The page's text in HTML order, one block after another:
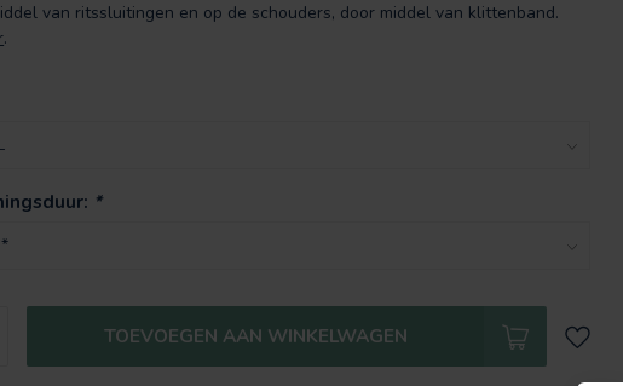
van ritssluitingen en op de schouders, door middel van klittenband.
.
*
TOEVOEGEN AAN WINKELWAGEN